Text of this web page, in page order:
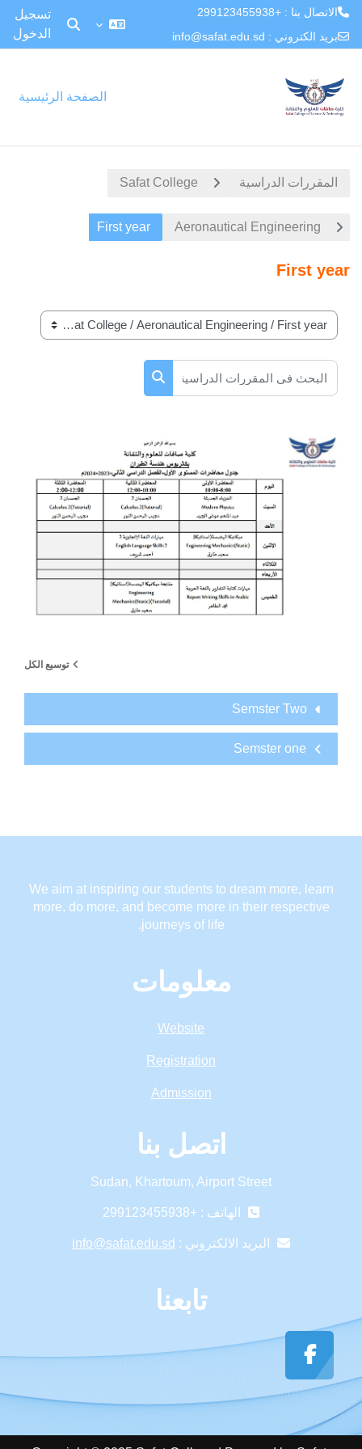
الاتصال بنا : +299123455938
بريد الكتروني : info@safat.edu.sd تبديل إدخال
تسجيل
الدخول
الصفحة الرئيسية
المقررات الدراسية Safat College
Aeronautical Engineering
First year
First year
تصنيفات المقررات
البحث في المقررات الدراسية
البحث في المقررات الدراسية
توسيع الكل
Semster Two
Semster one
We aim at inspiring our students to dream more, learn
more, do more, and become more in their respective
journeys of life.
معلومات
Website
Registration
Admission
اتصل بنا
Sudan, Khartoum, Airport Street
الهاتف : +299123455938
البريد الالكتروني : info@safat.edu.sd
تابعنا